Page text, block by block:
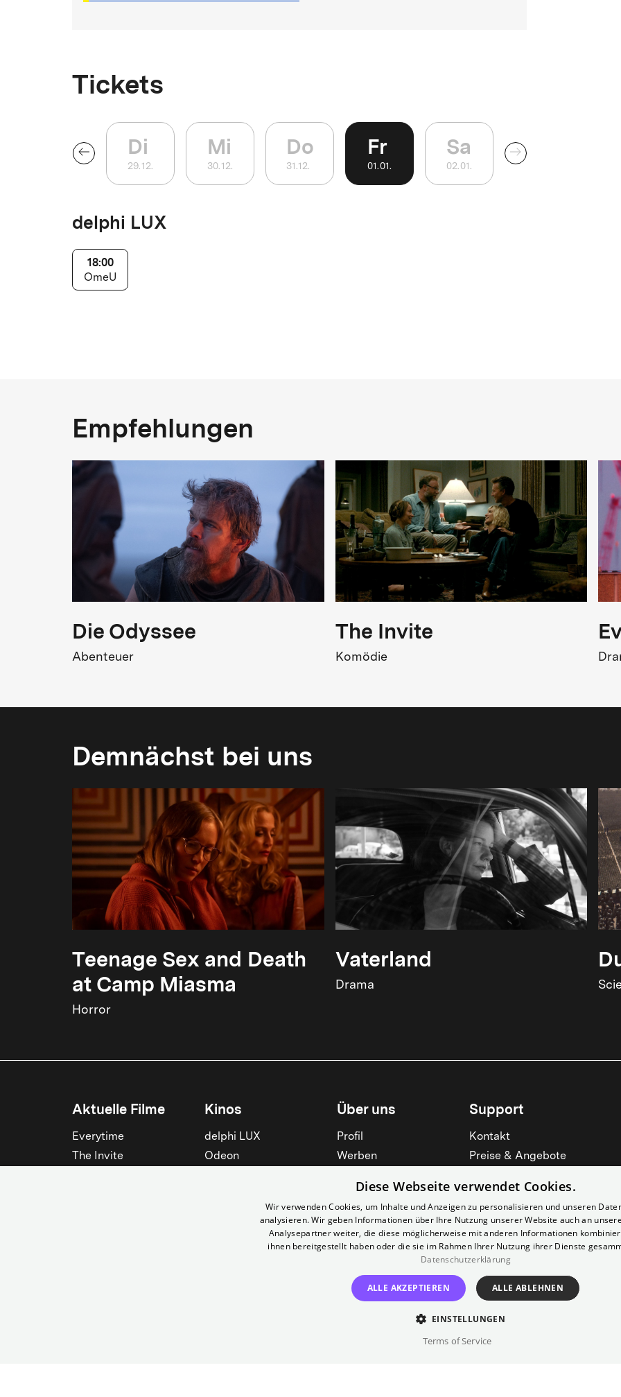
Tickets
Di
29.12.
Mi
30.12.
Do
31 .12.
Fr
01.01.
Sa
02. 01 .
delphi LUX
18:00
OmeU
Empfehlungen
Die Odyssee
Abenteuer
The Invite
Komödie
Demnächst bei uns
Teenage Sex and Death
at Camp Miasma
Horror
Vaterland
Drama
Aktuelle Filme
Everytime
The Invite
Kinos
delphi LUX
Odeon
Über uns
Profil
Werben
Jobs
Kino für Schulen
Support
Kontakt
Preise & Angebote
Barrierefreiheit
Widerruf erklären
Alle zeigen
Diese Webseite verwendet Cookies.
Wir verwenden Cookies, um Inhalte und Anzeigen zu personalisieren und unseren
analysieren. Wir geben Informationen über Ihre Nutzung unserer Website auch an
Analysepartner weiter, die diese möglicherweise mit anderen Informationen
ihnen bereitgestellt haben oder die sie im Rahmen Ihrer Nutzung ihrer Dienste
Datenschutzerklärung
ALLE AKZEPTIEREN ALLE ABLEHNEN
EINSTELLUNGEN
Terms of Service